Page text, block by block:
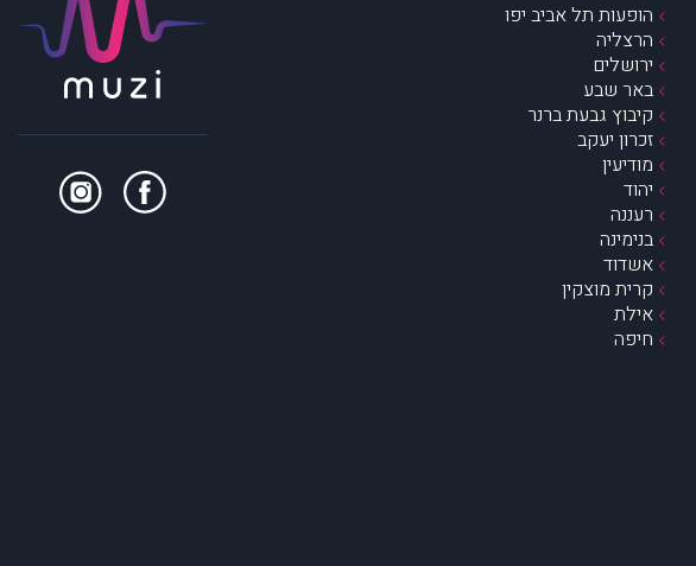
הופעות תל אביב יפו
הרצליה
ירושלים
באר שבע
קיבוץ גבעת ברנר
זכרון יעקב
מודיעין
יהוד
רעננה
בנימינה
אשדוד
קרית מוצקין
אילת
חיפה